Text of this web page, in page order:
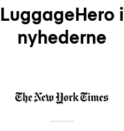
LuggageHero i
nyhederne